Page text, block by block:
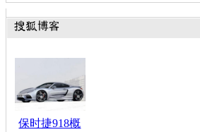
保时捷918概